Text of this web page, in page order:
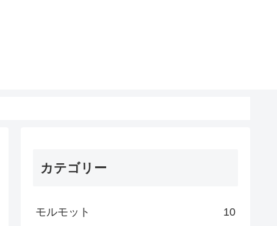
カテゴリー
モルモット 10